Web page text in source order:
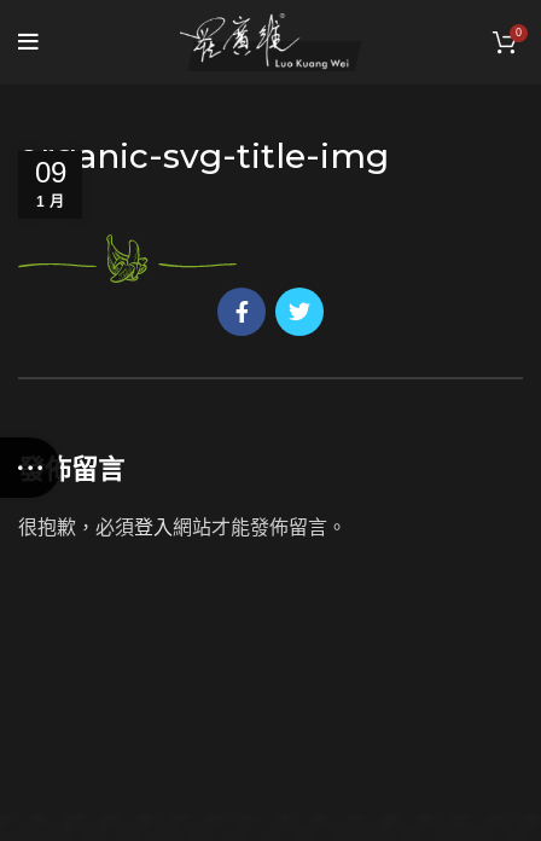
0
organic-svg-title-img
09
1 月
發佈留言
很抱歉，必須登入網站才能發佈留言。